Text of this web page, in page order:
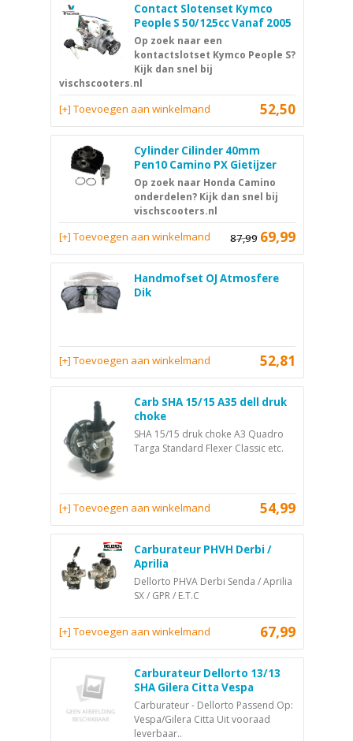
Contact Slotenset Kymco
People S 50/125cc Vanaf 2005
Op zoek naar een
kontactslotset Kymco People S?
Kijk dan snel bij
vischscooters.nl
52,50
[+] Toevoegen aan winkelmand
Cylinder Cilinder 40mm
Pen10 Camino PX Gietijzer
Op zoek naar Honda Camino
onderdelen? Kijk dan snel bij
vischscooters.nl
87,99 69,99
[+] Toevoegen aan winkelmand
Handmofset OJ Atmosfere
Dik
52,81
[+] Toevoegen aan winkelmand
Carb SHA 15/15 A35 dell druk
choke
SHA 15/15 druk choke A3 Quadro
Targa Standard Flexer Classic etc.
54,99
[+] Toevoegen aan winkelmand
Carburateur PHVH Derbi /
Aprilia
Dellorto PHVA Derbi Senda / Aprilia
SX / GPR / E.T.C
67,99
[+] Toevoegen aan winkelmand
Carburateur Dellorto 13/13
SHA Gilera Citta Vespa
Carburateur - Dellorto Passend Op:
Vespa/Gilera Citta Uit vooraad
leverbaar..